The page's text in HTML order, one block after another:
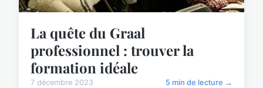
La quête du Graal
professionnel : trouver la
formation idéale
7 décembre 2023 5 min de lecture →